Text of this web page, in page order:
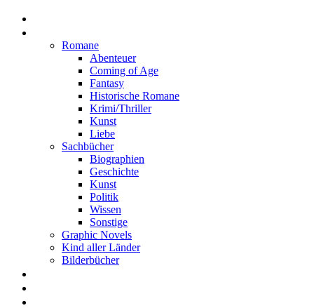
Romane
Abenteuer
Coming of Age
Fantasy
Historische Romane
Krimi/Thriller
Kunst
Liebe
Sachbücher
Biographien
Geschichte
Kunst
Politik
Wissen
Sonstige
Graphic Novels
Kind aller Länder
Bilderbücher